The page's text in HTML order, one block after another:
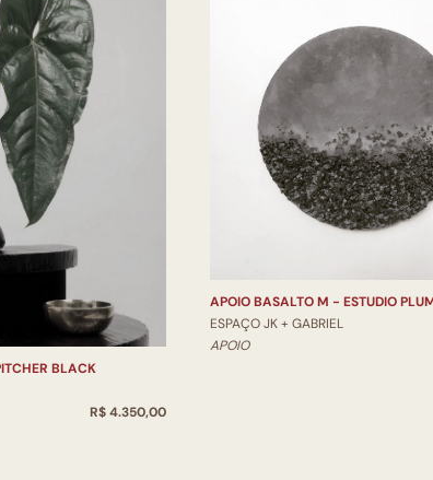
BLACK
R$ 4.350,00
APOIO BASALTO M - ESTUDIO
ESPAÇO JK + GABRIEL
APOIO